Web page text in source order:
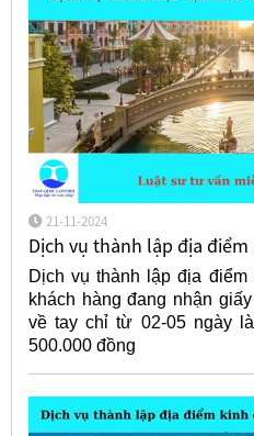
21-11-2024
Dịch vụ thành lập địa
Dịch vụ thành lập địa
khách hàng đang nhận
về tay chỉ từ 02-05 ngày
500.000 đồng